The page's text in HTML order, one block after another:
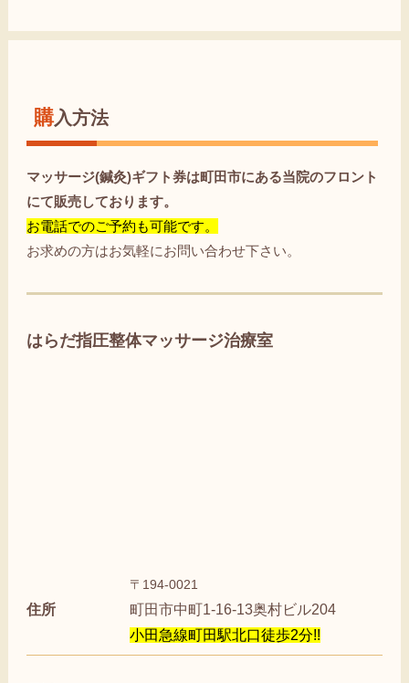
購入方法
マッサージ(鍼灸)ギフト券は町田市にある当院のフロント
にて販売しております。
お電話でのご予約も可能です。
お求めの方はお気軽にお問い合わせ下さい。
はらだ指圧整体マッサージ治療室
住所
〒194-0021
町田市中町1-16-13奥村ビル204
小田急線町田駅北口徒歩2分!!